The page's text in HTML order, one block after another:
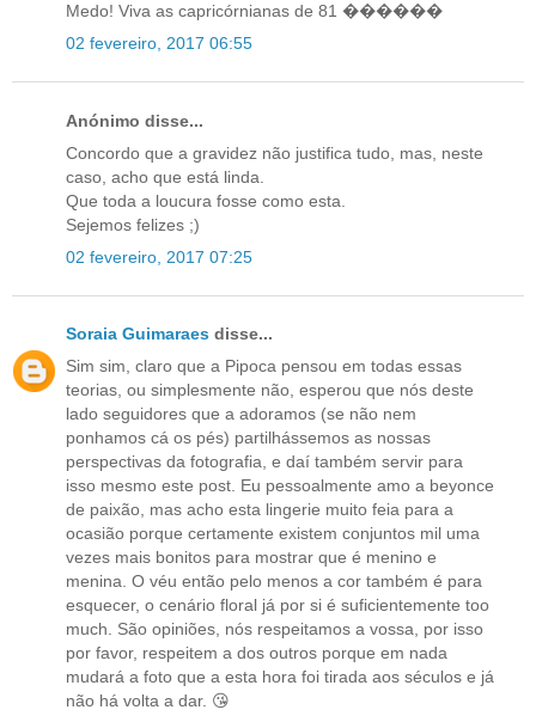
Medo! Viva as capricórnianas de 81 ������
02 fevereiro, 2017 06:55
Anónimo disse...
Concordo que a gravidez não justifica tudo, mas, neste
caso, acho que está linda.
Que toda a loucura fosse como esta.
Sejemos felizes ;)
02 fevereiro, 2017 07:25
Soraia Guimaraes disse...
Sim sim, claro que a Pipoca pensou em todas essas
teorias, ou simplesmente não, esperou que nós deste
lado seguidores que a adoramos (se não nem
ponhamos cá os pés) partilhássemos as nossas
perspectivas da fotografia, e daí também servir para
isso mesmo este post. Eu pessoalmente amo a beyonce
de paixão, mas acho esta lingerie muito feia para a
ocasião porque certamente existem conjuntos mil uma
vezes mais bonitos para mostrar que é menino e
menina. O véu então pelo menos a cor também é para
esquecer, o cenário floral já por si é suficientemente too
much. São opiniões, nós respeitamos a vossa, por isso
por favor, respeitem a dos outros porque em nada
mudará a foto que a esta hora foi tirada aos séculos e já
não há volta a dar. 😘